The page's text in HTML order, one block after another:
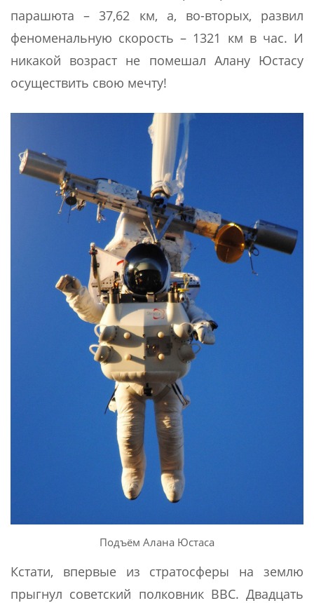
парашюта – 37,62 км, а, во-вторых, развил
феноменальную скорость – 1321 км в час. И
никакой возраст не помешал Алану Юстасу
осуществить свою мечту!
Подъём Алана Юстаса
Кстати, впервые из стратосферы на землю
прыгнул советский полковник ВВС. Двадцать